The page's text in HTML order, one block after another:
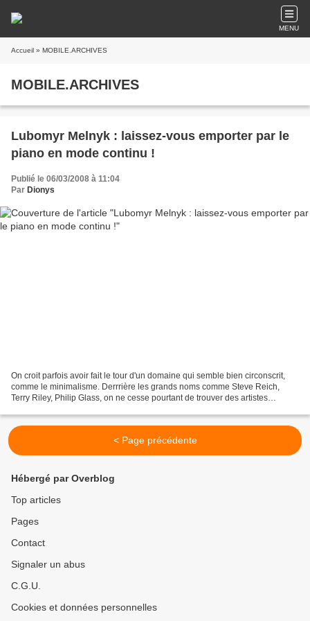
MENU
Accueil » MOBILE.ARCHIVES
MOBILE.ARCHIVES
Lubomyr Melnyk : laissez-vous emporter par le
piano en mode continu !
Publié le 06/03/2008 à 11:04
Par Dionys
On croit parfois avoir fait le tour d'un domaine qui semble bien circonscrit,
comme le minimalisme. Derrrière les grands noms comme Steve Reich,
Terry Riley, Philip Glass, on ne cesse pourtant de trouver des artistes
< Page précédente
Hébergé par Overblog
Top articles
Pages
Contact
Signaler un abus
C.G.U.
Cookies et données personnelles